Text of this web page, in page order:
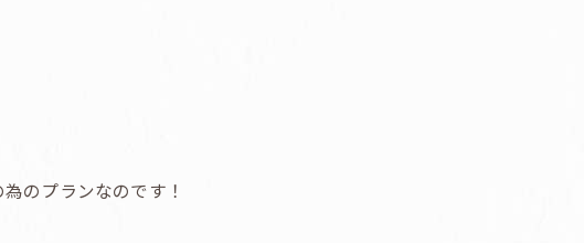
のプランなのです！